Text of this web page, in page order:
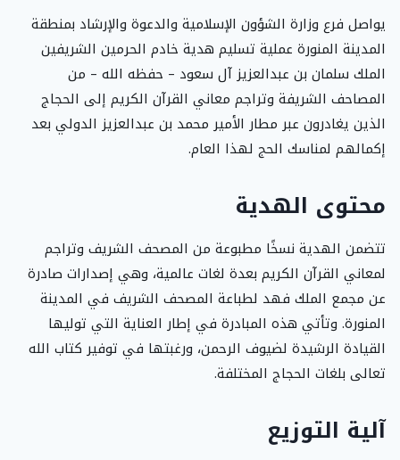
يواصل فرع وزارة الشؤون الإسلامية والدعوة والإرشاد بمنطقة
المدينة المنورة عملية تسليم هدية خادم الحرمين الشريفين
الملك سلمان بن عبدالعزيز آل سعود – حفظه الله – من
المصاحف الشريفة وتراجم معاني القرآن الكريم إلى الحجاج
الذين يغادرون عبر مطار الأمير محمد بن عبدالعزيز الدولي بعد
إكمالهم لمناسك الحج لهذا العام.
محتوى الهدية
تتضمن الهدية نسخًا مطبوعة من المصحف الشريف وتراجم
لمعاني القرآن الكريم بعدة لغات عالمية، وهي إصدارات صادرة
عن مجمع الملك فهد لطباعة المصحف الشريف في المدينة
المنورة. وتأتي هذه المبادرة في إطار العناية التي توليها
القيادة الرشيدة لضيوف الرحمن، ورغبتها في توفير كتاب الله
تعالى بلغات الحجاج المختلفة.
آلية التوزيع